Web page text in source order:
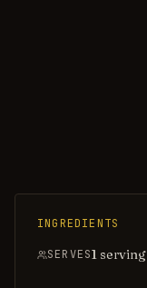
INGREDIENTS
SERVES1 serving